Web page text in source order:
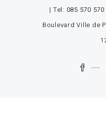
| Tel: 085 570 570
Boulevard Ville de